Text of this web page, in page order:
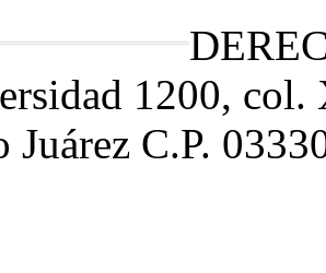
1200,
Juárez C.P.